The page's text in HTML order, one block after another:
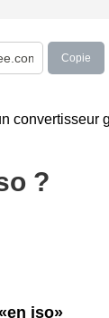
Copie
convertisseur
?
iso»